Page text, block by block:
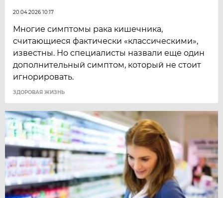
20.04.2026 10:17
Многие симптомы рака кишечника,
считающиеся фактически «классическими»,
известны. Но специалисты назвали еще один
дополнительный симптом, который не стоит
игнорировать.
ЗДОРОВАЯ ЖИЗНЬ